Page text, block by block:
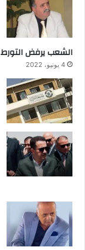
الشعب يرفض
4 يونيو، 2022